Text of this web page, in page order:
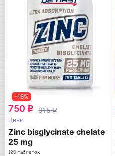
-18%
750 q 915q
Цинк
Zinc bisglycinate chelate
25 mg
120 таблеток